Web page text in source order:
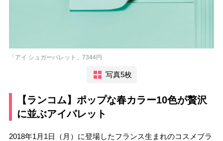
「アイ シュガーパレット」7344円
写真5枚
【ランコム】ポップな春カラー10色が贅沢
に並ぶアイパレット
2018年1月1日（月）に登場したフランス生まれのコスメブラ